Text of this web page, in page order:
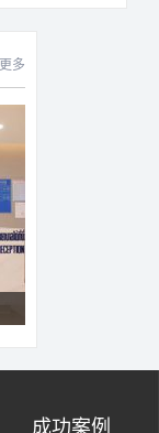
更多
成功案例